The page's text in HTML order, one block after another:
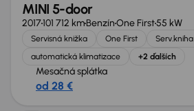
MINI 5-door
2017101 712 kmBenzínOne First55 kW
Servisná knižka One First
Serv.kniha
automatická klimatizace
+2 ďalších
Mesačná splátka
od 28 €